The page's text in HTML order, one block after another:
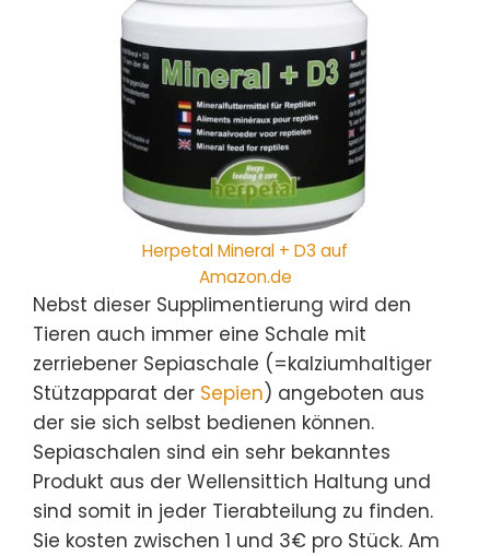
Herpetal Mineral + D3 auf
Amazon.de
Nebst dieser Supplimentierung wird den
Tieren auch immer eine Schale mit
zerriebener Sepiaschale (=kalziumhaltiger
Stützapparat der Sepien) angeboten aus
der sie sich selbst bedienen können.
Sepiaschalen sind ein sehr bekanntes
Produkt aus der Wellensittich Haltung und
sind somit in jeder Tierabteilung zu finden.
Sie kosten zwischen 1 und 3€ pro Stück. Am